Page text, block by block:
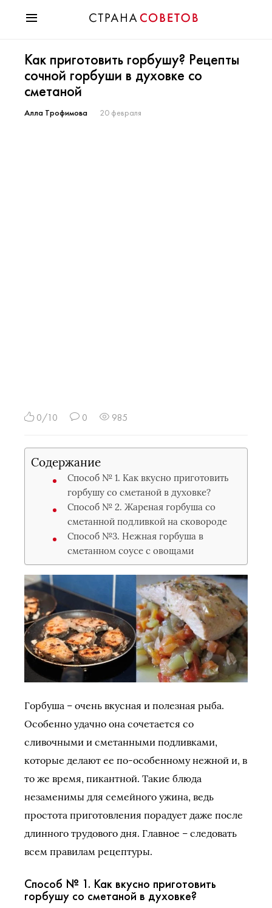
Мода
Звезды
Гороскопы
Здоровье
Как приготовить горбушу? Рецепты
сочной горбуши в духовке со
сметаной
Алла Трофимова 20 февраля
0/10 0 985
Содержание
Способ № 1. Как вкусно приготовить
горбушу со сметаной в духовке?
Способ № 2. Жареная горбуша со
сметанной подливкой на сковороде
Способ №3. Нежная горбуша в
сметанном соусе с овощами
Горбуша – очень вкусная и полезная рыба.
Особенно удачно она сочетается со
сливочными и сметанными подливками,
которые делают ее по-особенному нежной и, в
то же время, пикантной. Такие блюда
незаменимы для семейного ужина, ведь
простота приготовления порадует даже после
длинного трудового дня. Главное – следовать
всем правилам рецептуры.
Способ № 1. Как вкусно приготовить
горбушу со сметаной в духовке?